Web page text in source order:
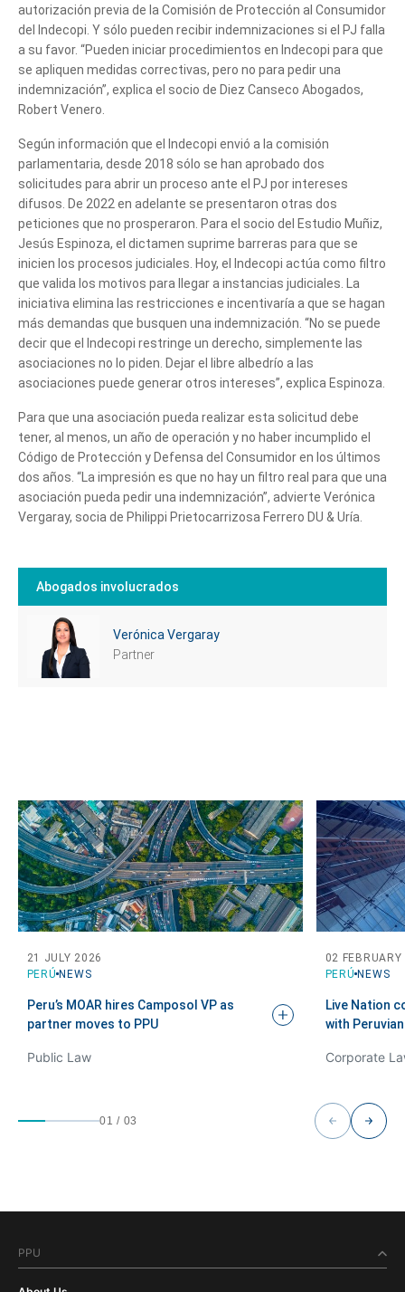
Tell us, how
can we help you?
autorización previa de la Comisión de Protección al Consumidor
del Indecopi. Y sólo pueden recibir indemnizaciones si el PJ falla
a su favor. “Pueden iniciar procedimientos en Indecopi para que
se apliquen medidas correctivas, pero no para pedir una
indemnización”, explica el socio de Diez Canseco Abogados,
Robert Venero.
Según información que el Indecopi envió a la comisión
parlamentaria, desde 2018 sólo se han aprobado dos
solicitudes para abrir un proceso ante el PJ por intereses
difusos. De 2022 en adelante se presentaron otras dos
peticiones que no prosperaron. Para el socio del Estudio Muñiz,
Jesús Espinoza, el dictamen suprime barreras para que se
inicien los procesos judiciales. Hoy, el Indecopi actúa como filtro
que valida los motivos para llegar a instancias judiciales. La
iniciativa elimina las restricciones e incentivaría a que se hagan
más demandas que busquen una indemnización. “No se puede
decir que el Indecopi restringe un derecho, simplemente las
asociaciones no lo piden. Dejar el libre albedrío a las
asociaciones puede generar otros intereses”, explica Espinoza.
Para que una asociación pueda realizar esta solicitud debe
tener, al menos, un año de operación y no haber incumplido el
Código de Protección y Defensa del Consumidor en los últimos
dos años. “La impresión es que no hay un filtro real para que una
asociación pueda pedir una indemnización”, advierte Verónica
Vergaray, socia de Philippi Prietocarrizosa Ferrero DU & Uría.
Abogados involucrados
Verónica Vergaray
Partner
PERÚ NEWS
21 JULY 2026
Peru’s MOAR hires Camposol VP as
partner moves to PPU
Public Law
PERÚ NEWS
02
Live Nation
with
Corporate
01 / 03
PPU